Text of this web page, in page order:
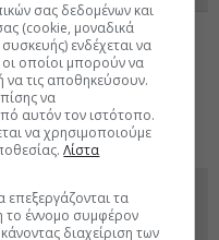
εμπορικός όμιλος
επιπλέον λειτουργικά
χρήση, αλλά
στην τρέχουσα
καλλυντικών και
τη L'Oréal και
μη αποδοτικές
σας δεδομένων και
(cookie, μοναδικά
ενδέχεται να
οποίοι μπορούν να
τις αποθηκεύσουν.
να
αυτόν τον ιστότοπο.
να χρησιμοποιούμε
Λίστα
επεξεργάζονται τα
έννομο συμφέρον
διαχείριση των